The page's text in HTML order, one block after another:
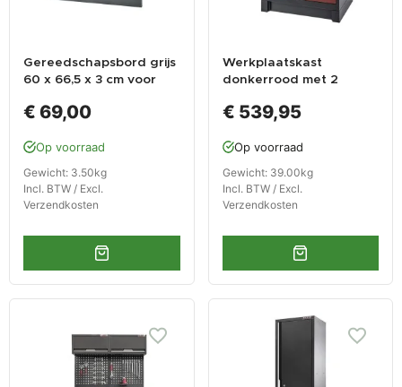
Gereedschapsbord grijs
60 x 66,5 x 3 cm voor
- Powerplustools
€ 69,00
Op voorraad
Gewicht: 3.50kg
Incl. BTW / Excl.
Verzendkosten
Werkplaatskast
donkerrood met 2
zeeppomp en kraan.
€ 539,95
Op voorraad
Gewicht: 39.00kg
Incl. BTW / Excl.
Verzendkosten